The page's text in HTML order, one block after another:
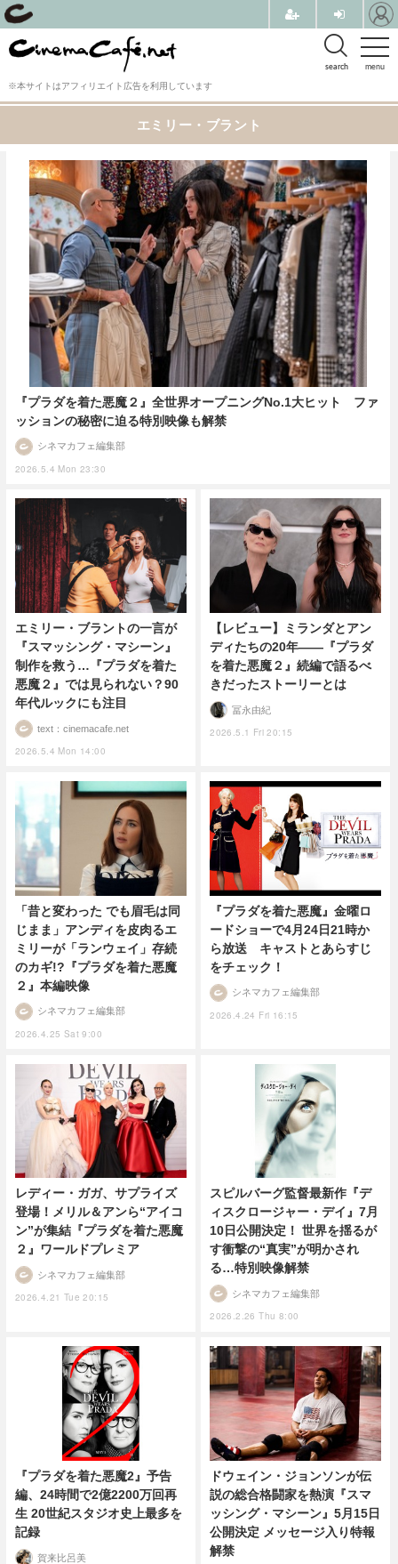
menu
search
※本サイトはアフィリエイト広告を利用しています
エミリー・ブラント
『プラダを着た悪魔２』全世界オープニングNo.1大ヒット ファ
ッションの秘密に迫る特別映像も解禁
2026.5.4 Mon 23:30
シネマカフェ編集部
エミリー・ブラントの一言が
『スマッシング・マシーン』
制作を救う…『プラダを着た
悪魔２』では見られない？90
年代ルックにも注目
2026.5.4 Mon 14:00
text：cinemacafe.net
【レビュー】ミランダとアン
ディたちの20年――『プラダ
を着た悪魔２』続編で語るべ
きだったストーリーとは
2026.5.1 Fri 20:15
冨永由紀
「昔と変わった でも眉毛は同
じまま」アンディを皮肉るエ
ミリーが「ランウェイ」存続
のカギ!?『プラダを着た悪魔
２』本編映像
2026.4.25 Sat 9:00
シネマカフェ編集部
『プラダを着た悪魔』金曜ロ
ードショーで4月24日21時か
ら放送 キャストとあらすじ
をチェック！
2026.4.24 Fri 16:15
シネマカフェ編集部
レディー・ガガ、サプライズ
登場！メリル＆アンら“アイコ
ン”が集結『プラダを着た悪魔
２』ワールドプレミア
2026.4.21 Tue 20:15
シネマカフェ編集部
スピルバーグ監督最新作『デ
ィスクロージャー・デイ』7月
10日公開決定！ 世界を揺るが
す衝撃の“真実”が明かされ
る…特別映像解禁
2026.2.26 Thu 8:00
シネマカフェ編集部
『プラダを着た悪魔2』予告
編、24時間で2億2200万回再
生 20世紀スタジオ史上最多を
記録
賀来比呂美
ドウェイン・ジョンソンが伝
説の総合格闘家を熱演『スマ
ッシング・マシーン』5月15日
公開決定 メッセージ入り特報
解禁